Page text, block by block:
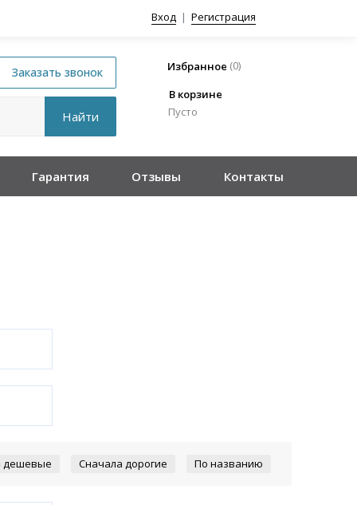
Вход | Регистрация
Избранное (0)
В корзине
Пусто
Гарантия Отзывы Контакты